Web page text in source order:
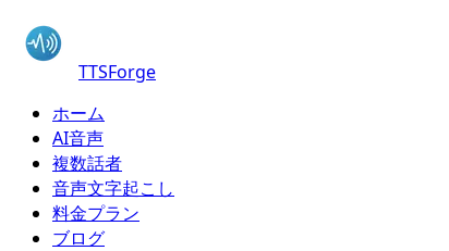
TTSForge
ホーム
AI音声
複数話者
音声文字起こし
料金プラン
ブログ